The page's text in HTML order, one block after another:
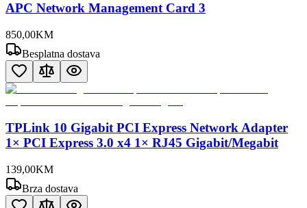
APC Network Management Card 3
850,00KM
Besplatna dostava
TPLink 10 Gigabit PCI Express Network Adapter
1× PCI Express 3.0 x4 1× RJ45 Gigabit/Megabit
139,00KM
Brza dostava